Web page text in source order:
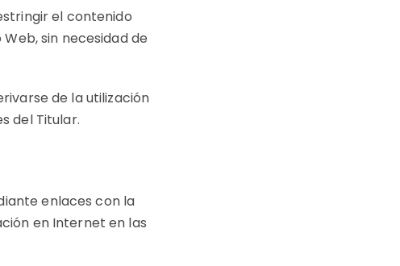
el contenido
sin necesidad de
de la utilización
del Titular.
enlaces con la
en Internet en las